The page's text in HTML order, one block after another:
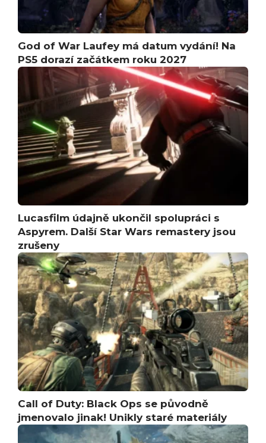
God of War Laufey má datum vydání! Na
PS5 dorazí začátkem roku 2027
Lucasfilm údajně ukončil spolupráci s
Aspyrem. Další Star Wars remastery jsou
zrušeny
Call of Duty: Black Ops se původně
jmenovalo jinak! Unikly staré materiály